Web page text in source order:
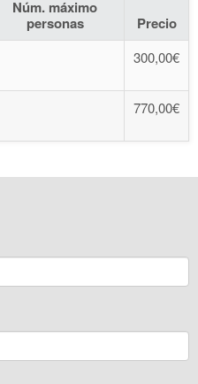
Núm. máximo
personas
Precio
300,00€
770,00€